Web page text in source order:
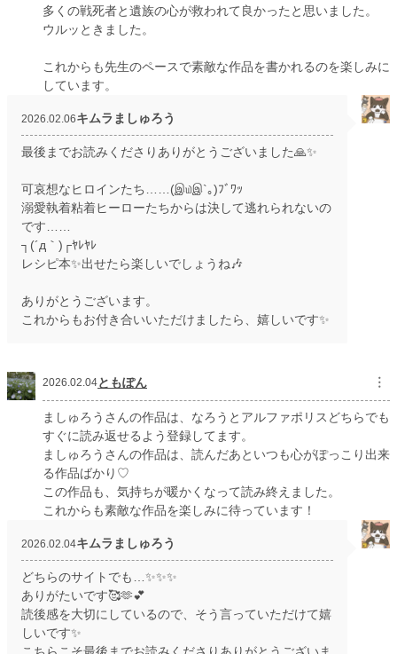
多くの戦死者と遺族の心が救われて良かったと思いました。
ウルッときました。
これからも先生のペースで素敵な作品を書かれるのを楽しみに
しています。
2026.02.06キムラましゅろう
最後までお読みくださりありがとうございました🙏✨
可哀想なヒロインたち……(இ௰இ`｡)ﾌﾞﾜｯ
溺愛執着粘着ヒーローたちからは決して逃れられないの
です……
┐(´д｀)┌ﾔﾚﾔﾚ
レシピ本✨出せたら楽しいでしょうね🎶
ありがとうございます。
これからもお付き合いいただけましたら、嬉しいです✨
2026.02.04ともぽん ︙
ましゅろうさんの作品は、なろうとアルファポリスどちらでも
すぐに読み返せるよう登録してます。
ましゅろうさんの作品は、読んだあといつも心がぽっこり出来
る作品ばかり♡
この作品も、気持ちが暖かくなって読み終えました。
これからも素敵な作品を楽しみに待っています！
2026.02.04キムラましゅろう
どちらのサイトでも…✨✨✨
ありがたいです🥰🫶💕
読後感を大切にしているので、そう言っていただけて嬉
しいです✨